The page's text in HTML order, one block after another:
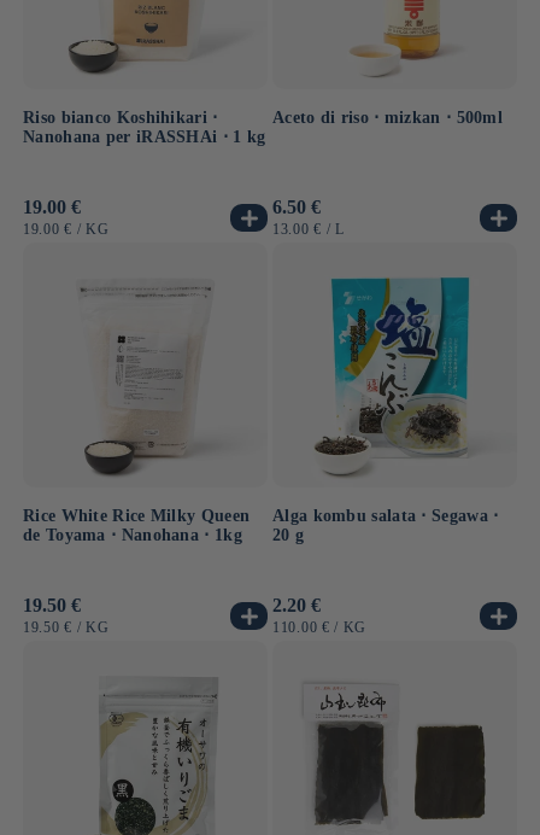
Riso bianco Koshihikari ⋅
Nanohana per iRASSHAi ⋅ 1 kg
Prezzo
di
19.00 €
PREZZO
19.00 € / PER
KG
Aceto di riso ⋅ mizkan ⋅ 500ml
Prezzo
di
6.50 €
PREZZO
13.00 € / PER
L
Rice White Rice Milky Queen
de Toyama ⋅ Nanohana ⋅ 1kg
Prezzo
di
19.50 €
PREZZO
19.50 € / PER
KG
Alga kombu salata ⋅ Segawa ⋅
20 g
Prezzo
di
2.20 €
PREZZO
110.00 € / PER
KG